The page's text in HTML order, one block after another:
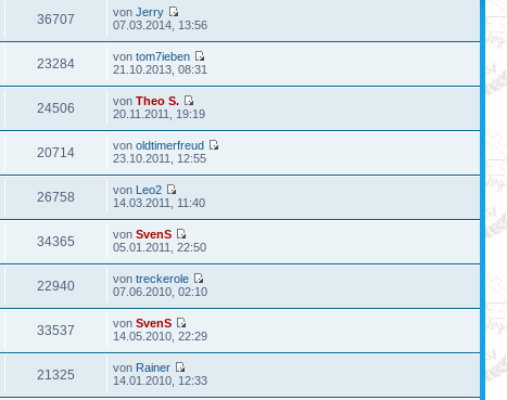
36707 vonJerry
07.03.2014, 13:56
23284 vontom7ieben
21.10.2013, 08:31
24506 vonTheo S.
20.11.2011, 19:19
20714 vonoldtimerfreud
23.10.2011, 12:55
26758 von Leo2
14.03.2011, 11:40
34365 vonSvenS
05.01.2011, 22:50
22940 vontreckerole
07.06.2010, 02:10
33537 vonSvenS
14.05.2010, 22:29
21325 von Rainer
14.01.2010, 12:33